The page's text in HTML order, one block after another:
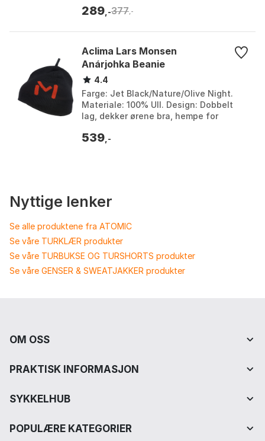
Marsh, Strata. ...
289 ,-377 ,-
Aclima Lars Monsen
Anárjohka Beanie
4.4
Farge: Jet Black/Nature/Olive Night.
Materiale: 100% Ull. Design: Dobbelt
lag, dekker ørene bra, hempe for
myk merinoull. F...
539 ,-
Nyttige lenker
Se alle produktene fra ATOMIC
Se våre TURKLÆR produkter
Se våre TURBUKSE OG TURSHORTS produkter
Se våre GENSER & SWEATJAKKER produkter
OM OSS
PRAKTISK INFORMASJON
SYKKELHUB
POPULÆRE KATEGORIER